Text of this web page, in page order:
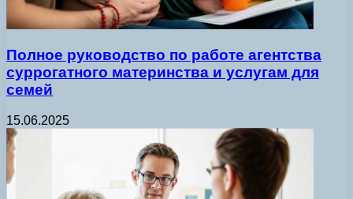
Полное руководство по работе агентства
суррогатного материнства и услугам для
семей
15.06.2025